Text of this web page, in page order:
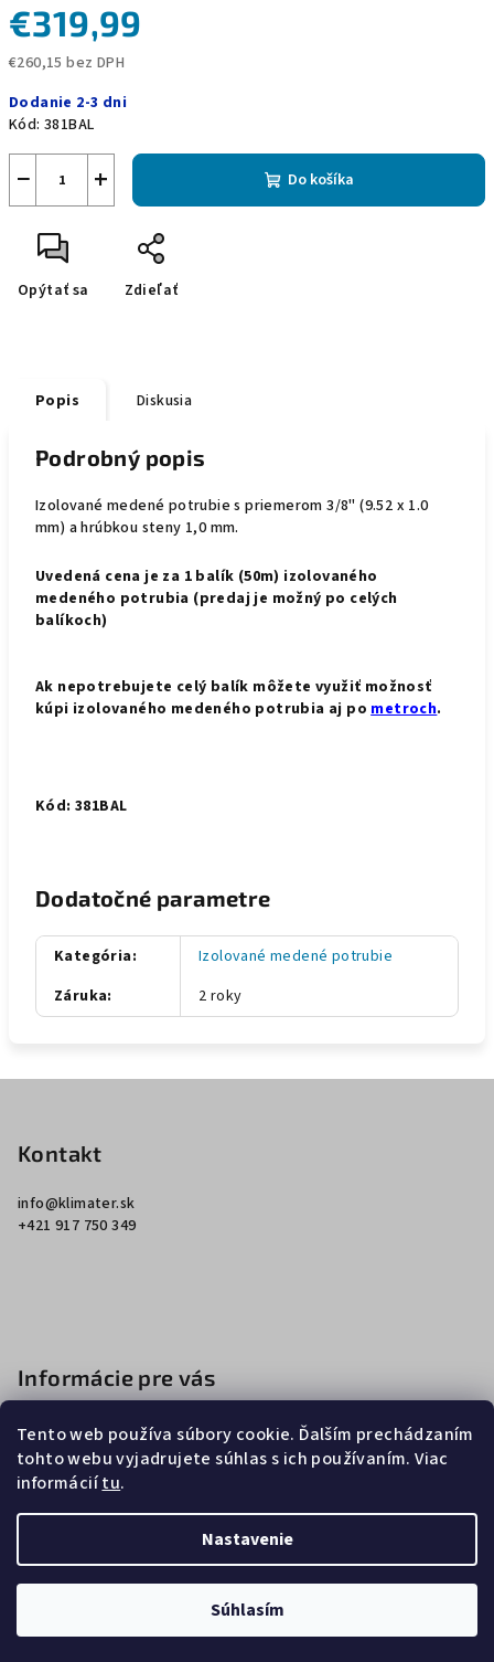
Tento web používa súbory cookie. Ďalším prechádzaním
tohto webu vyjadrujete súhlas s ich používaním. Viac
informáciítu.
Nastavenie
Súhlasím
€319,99
€260,15 bez DPH
cena:
Dodanie 2-3 dni
Kód: 381BAL
+
− Do košíka
Opýtať sa Zdieľať
Popis Diskusia
Podrobný popis
Izolované medené potrubie s priemerom 3/8" (9.52 x 1.0
mm) a hrúbkou steny 1,0 mm.
Uvedená cena je za 1 balík (50m) izolovaného
medeného potrubia (predaj je možný po celých
balíkoch)
Ak nepotrebujete celý balík môžete využiť možnosť
kúpi izolovaného medeného potrubia aj po metroch.
Kód: 381BAL
Dodatočné parametre
Kategória:
Izolované medené potrubie
Záruka: 2 roky
Kontakt
info@klimater.sk
+421 917 750 349
Informácie pre vás
Ako nakupovať
Obchodné podmienky
Podmienky ochrany osobných údajov
Vytvoril Shoptet